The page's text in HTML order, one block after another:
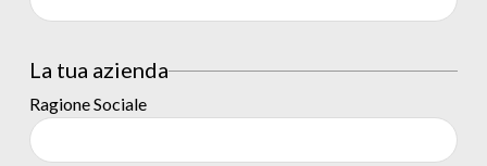
La tua azienda
Ragione Sociale